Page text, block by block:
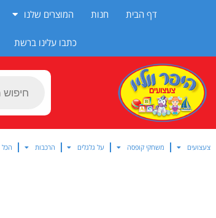
דף הבית חנות המוצרים שלנו
כתבו עלינו ברשת
Products
צעצועים משחקי קופסה על גלגלים הרכבות